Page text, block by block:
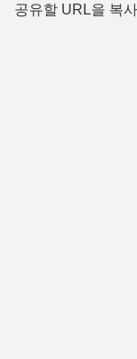
공유할 URL을 복